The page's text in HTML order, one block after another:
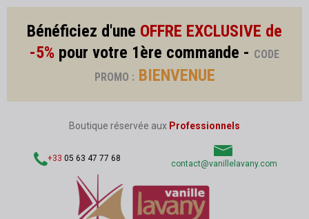
Bénéficiez d'une OFFRE EXCLUSIVE de
-5% pour votre 1ère commande - CODE
PROMO : BIENVENUE
Boutique réservée aux Professionnels
+33 05 63 47 77 68
contact@vanillelavany.com